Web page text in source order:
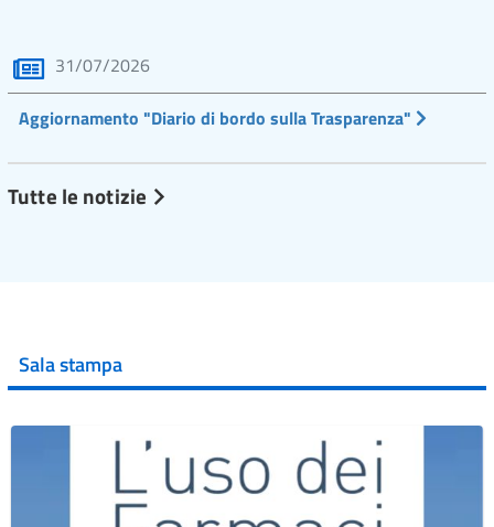
31/07/2026
Aggiornamento "Diario di bordo sulla Trasparenza"
Tutte le notizie
Sala stampa